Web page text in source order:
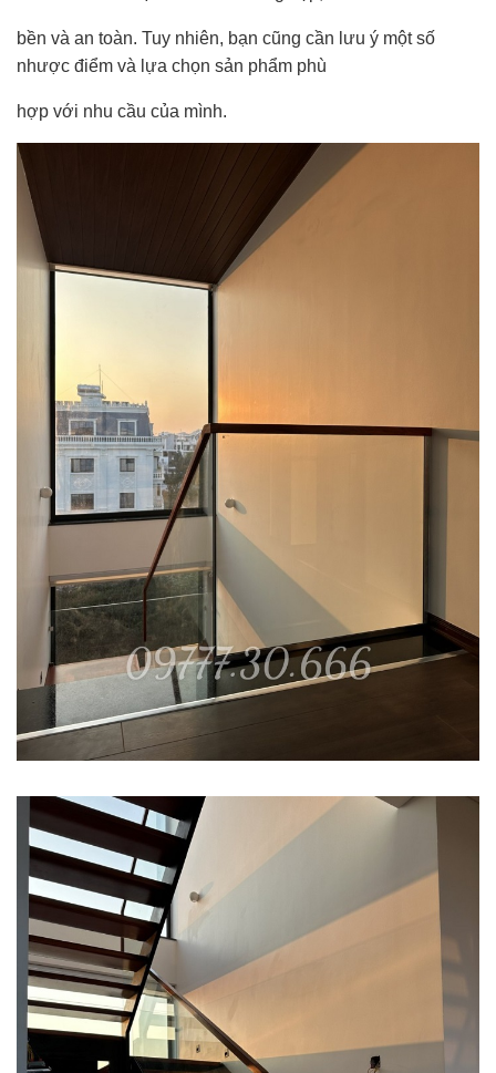
bền và an toàn. Tuy nhiên, bạn cũng cần lưu ý một số
nhược điểm và lựa chọn sản phẩm phù
hợp với nhu cầu của mình.